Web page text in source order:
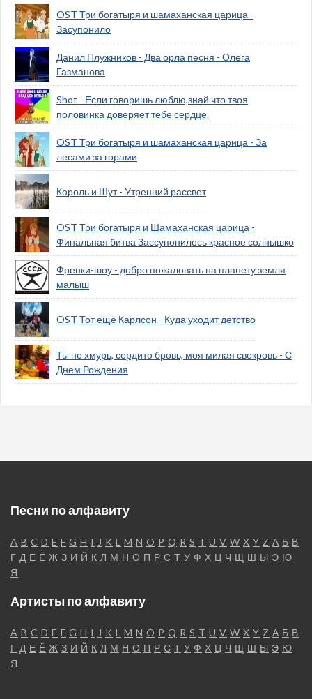
OST Три богатыря и шамаханская царица -
Засупонило
Данил Плужников - Два орла песня - Олега
Газманова
Shot - Если говоришь люблю,знай что твоя
половинка доверяет тебе сердце.
OST Три богатыря и шамаханская царица - За
лесами за горами
Король и Шут - Утренний рассвет
OST Три богатыря и Шамаханская царица -
Финальная битва Зассупонилось красное солнышко
Френки-шоу - добро пожаловать на планету земля
малыш
OST Тот ещё Карлсон - Куда уходит детство
Ты не хмурь, сердито бровь, моя милая свекровь - С
Днем Рождения
Песни по алфавиту
A B C D E F G H I J K L M N O P Q R S T U V W X Y Z А Б В
Г Д Е Ё Ж З И Й К Л М Н О П Р С Т У Ф Х Ц Ч Щ Ш Ы Э Ю
Я
Артисты по алфавиту
A B C D E F G H I J K L M N O P Q R S T U V W X Y Z А Б В
Г Д Е Ё Ж З И Й К Л М Н О П Р С Т У Ф Х Ц Ч Щ Ш Ы Э Ю
Я